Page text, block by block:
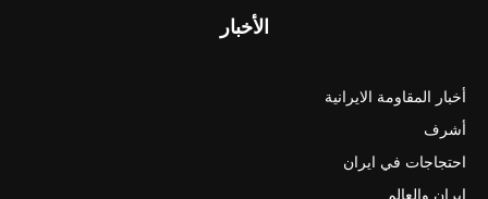
الأخبار
أخبار المقاومة الايرانية
أشرف
احتجاجات في ايران
ايران والعالم